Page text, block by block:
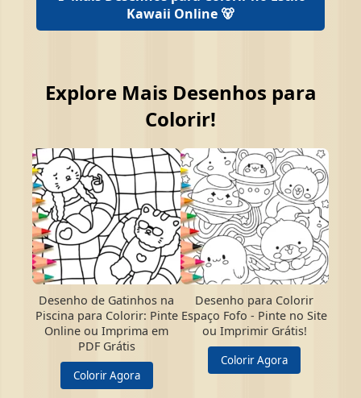
Kawaii Online 🐻
Explore Mais Desenhos para
Colorir!
Desenho de Gatinhos na
Piscina para Colorir: Pinte
Online ou Imprima em
PDF Grátis
Colorir Agora
Desenho para Colorir
Espaço Fofo - Pinte no Site
ou Imprimir Grátis!
Colorir Agora